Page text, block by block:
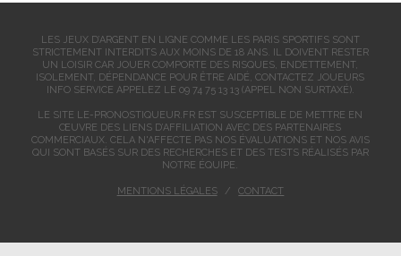
LES JEUX D’ARGENT EN LIGNE COMME LES PARIS SPORTIFS SONT
STRICTEMENT INTERDITS AUX MOINS DE 18 ANS. IL DOIVENT RESTER
UN LOISIR CAR JOUER COMPORTE DES RISQUES, ENDETTEMENT,
ISOLEMENT, DÉPENDANCE POUR ÊTRE AIDÉ, CONTACTEZ JOUEURS
INFO SERVICE APPELEZ LE 09 74 75 13 13 (APPEL NON SURTAXÉ).
LE SITE LE-PRONOSTIQUEUR.FR EST SUSCEPTIBLE DE METTRE EN
ŒUVRE DES LIENS D’AFFILIATION AVEC DES PARTENAIRES
COMMERCIAUX. CELA N'AFFECTE PAS NOS ÉVALUATIONS ET NOS AVIS
QUI SONT BASÉS SUR DES RECHERCHES ET DES TESTS RÉALISÉS PAR
NOTRE ÉQUIPE.
MENTIONS LÉGALES CONTACT